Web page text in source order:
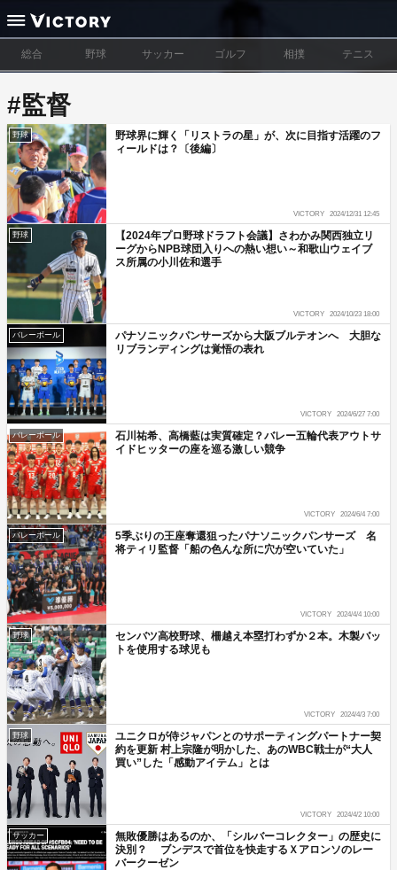
総合 野球 サッカー ゴルフ 相撲 テニス
#監督
野球
野球界に輝く「リストラの星」が、次に目指す活躍のフ
ィールドは？〔後編〕
VICTORY 2024/12/31 12:45
野球
【2024年プロ野球ドラフト会議】さわかみ関西独立リ
ーグからNPB球団入りへの熱い想い～和歌山ウェイブ
ス所属の小川佐和選手
VICTORY 2024/10/23 18:00
バレーボール
パナソニックパンサーズから大阪ブルテオンへ 大胆な
リブランディングは覚悟の表れ
VICTORY 2024/6/27 7:00
バレーボール
石川祐希、高橋藍は実質確定？バレー五輪代表アウトサ
イドヒッターの座を巡る激しい競争
VICTORY 2024/6/4 7:00
バレーボール
5季ぶりの王座奪還狙ったパナソニックパンサーズ 名
将ティリ監督「船の色んな所に穴が空いていた」
VICTORY 2024/4/4 10:00
野球
センバツ高校野球、柵越え本塁打わずか２本。木製バッ
トを使用する球児も
VICTORY 2024/4/3 7:00
野球
ユニクロが侍ジャパンとのサポーティングパートナー契
約を更新 村上宗隆が明かした、あのWBC戦士が“大人
買い”した「感動アイテム」とは
VICTORY 2024/4/2 10:00
サッカー
無敗優勝はあるのか、「シルバーコレクター」の歴史に
決別？ ブンデスで首位を快走するＸアロンソのレー
バークーゼン